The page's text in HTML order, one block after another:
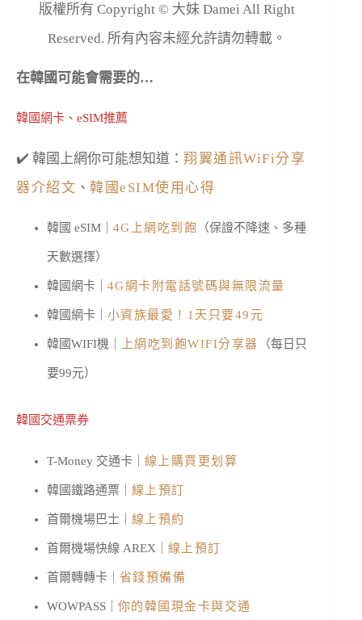
版權所有 Copyright © 大妹 Damei All Right
Reserved. 所有內容未經允許請勿轉載。
在韓國可能會需要的…
韓國網卡、eSIM推薦
✔️ 韓國上網你可能想知道： 翔翼通訊WiFi分享
器介紹文 、 韓國eSIM使用心得
韓國 eSIM｜ 4G上網吃到飽 （保證不降速、多種
天數選擇）
韓國網卡｜ 4G網卡附電話號碼與無限流量
韓國網卡｜ 小資族最愛！1天只要49元
韓國WIFI機｜ 上網吃到飽WIFI分享器 （每日只
要99元）
韓國交通票券
T-Money 交通卡｜ 線上購買更划算
韓國鐵路通票｜ 線上預訂
首爾機場巴士｜ 線上預約
首爾機場快線 AREX｜ 線上預訂
首爾轉轉卡｜ 省錢預備備
WOWPASS｜ 你的韓國現金卡與交通